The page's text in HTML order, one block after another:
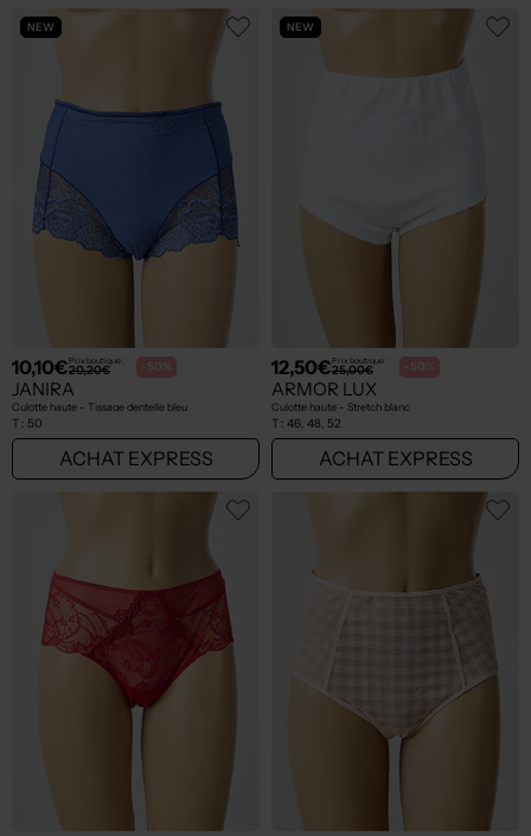
NEW
10,10€Prix boutique :
20,20€ -50%
JANIRA
Culotte haute - Tissage dentelle bleu
T : 50
ACHAT EXPRESS
NEW
12,50€Prix boutique :
25,00€ -50%
ARMOR LUX
Culotte haute - Stretch blanc
T : 46, 48, 52
ACHAT EXPRESS